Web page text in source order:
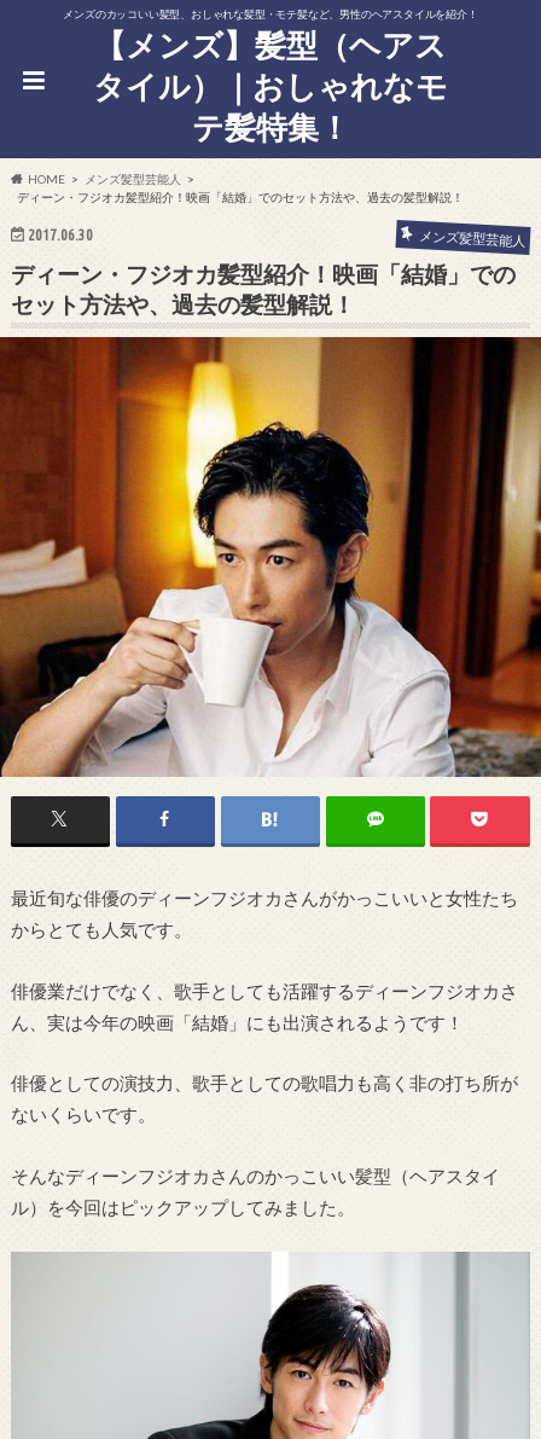
メンズのカッコいい髪型、おしゃれな髪型・モテ髪など、男性のヘアスタイルを紹介！
【メンズ】髪型（ヘアス
タイル）｜おしゃれなモ
テ髪特集！
HOME
メンズ髪型芸能人
ディーン・フジオカ髪型紹介！映画「結婚」でのセット方法や、過去の髪型解説！
2017.06.30 メンズ髪型芸能人
ディーン・フジオカ髪型紹介！映画「結婚」での
セット方法や、過去の髪型解説！
最近旬な俳優のディーンフジオカさんがかっこいいと女性たち
からとても人気です。
俳優業だけでなく、歌手としても活躍するディーンフジオカさ
ん、実は今年の映画「結婚」にも出演されるようです！
俳優としての演技力、歌手としての歌唱力も高く非の打ち所が
ないくらいです。
そんなディーンフジオカさんのかっこいい髪型（ヘアスタイ
ル）を今回はピックアップしてみました。